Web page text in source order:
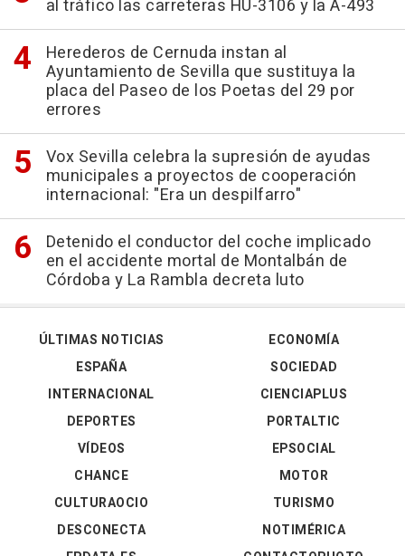
al tráfico las carreteras HU-3106 y la A-493
Herederos de Cernuda instan al
Ayuntamiento de Sevilla que sustituya la
placa del Paseo de los Poetas del 29 por
errores
Vox Sevilla celebra la supresión de ayudas
municipales a proyectos de cooperación
internacional: "Era un despilfarro"
Detenido el conductor del coche implicado
en el accidente mortal de Montalbán de
Córdoba y La Rambla decreta luto
ÚLTIMAS NOTICIAS
ESPAÑA
INTERNACIONAL
DEPORTES
VÍDEOS
ECONOMÍA
SOCIEDAD
CIENCIAPLUS
PORTALTIC
EPSOCIAL
CHANCE
CULTURAOCIO
DESCONECTA
MOTOR
TURISMO
NOTIMÉRICA